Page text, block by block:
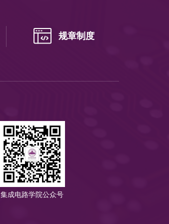
规章制度
集成电路学院公众号